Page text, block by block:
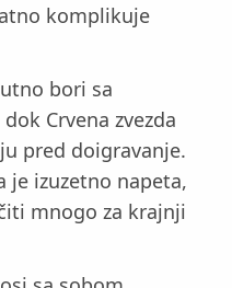
komplikuje
bori sa
Crvena zvezda
pred doigravanje.
je izuzetno napeta,
mnogo za krajnji